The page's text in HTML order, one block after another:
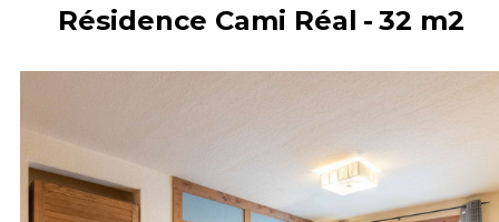
Résidence Cami Réal 32 m2